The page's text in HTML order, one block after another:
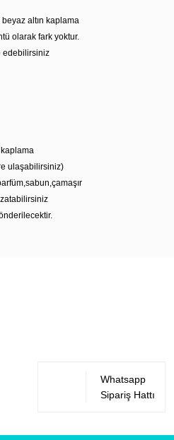
altın kaplama
olarak fark yoktur.
edebilirsiniz
ulaşabilirsiniz)
Whatsapp
Sipariş Hattı